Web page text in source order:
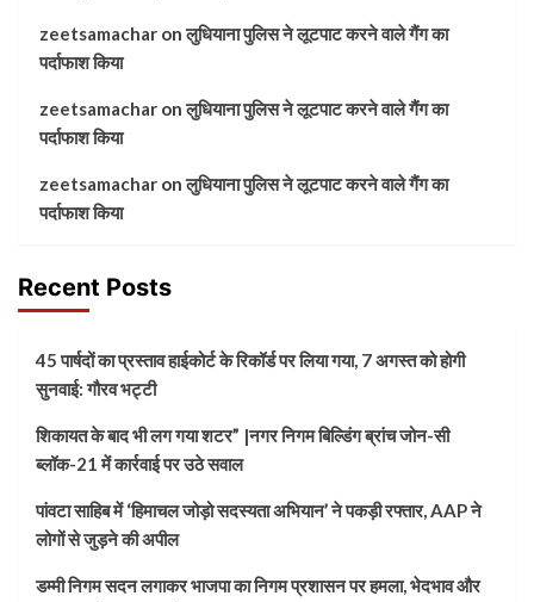
zeetsamachar onलुधियाना पुलिस ने लूटपाट करने वाले गैंग का
पर्दाफाश किया
zeetsamachar onलुधियाना पुलिस ने लूटपाट करने वाले गैंग का
पर्दाफाश किया
zeetsamachar onलुधियाना पुलिस ने लूटपाट करने वाले गैंग का
पर्दाफाश किया
Recent Posts
45 पार्षदों का प्रस्ताव हाईकोर्ट के रिकॉर्ड पर लिया गया, 7 अगस्त को होगी
सुनवाई: गौरव भट्टी
शिकायत के बाद भी लग गया शटर” |नगर निगम बिल्डिंग ब्रांच जोन-सी
ब्लॉक-21 में कार्रवाई पर उठे सवाल
पांवटा साहिब में ‘हिमाचल जोड़ो सदस्यता अभियान’ ने पकड़ी रफ्तार, AAP ने
लोगों से जुड़ने की अपील
डम्मी निगम सदन लगाकर भाजपा का निगम प्रशासन पर हमला, भेदभाव और